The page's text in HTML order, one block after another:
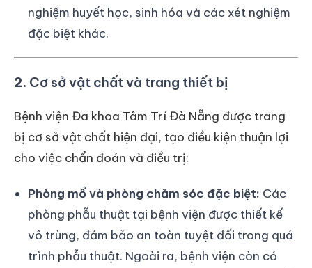
nghiệm huyết học, sinh hóa và các xét nghiệm
đặc biệt khác.
2. Cơ sở vật chất và trang thiết bị
Bệnh viện Đa khoa Tâm Trí Đà Nẵng được trang
bị cơ sở vật chất hiện đại, tạo điều kiện thuận lợi
cho việc chẩn đoán và điều trị:
Phòng mổ và phòng chăm sóc đặc biệt: Các
phòng phẫu thuật tại bệnh viện được thiết kế
vô trùng, đảm bảo an toàn tuyệt đối trong quá
trình phẫu thuật. Ngoài ra, bệnh viện còn có